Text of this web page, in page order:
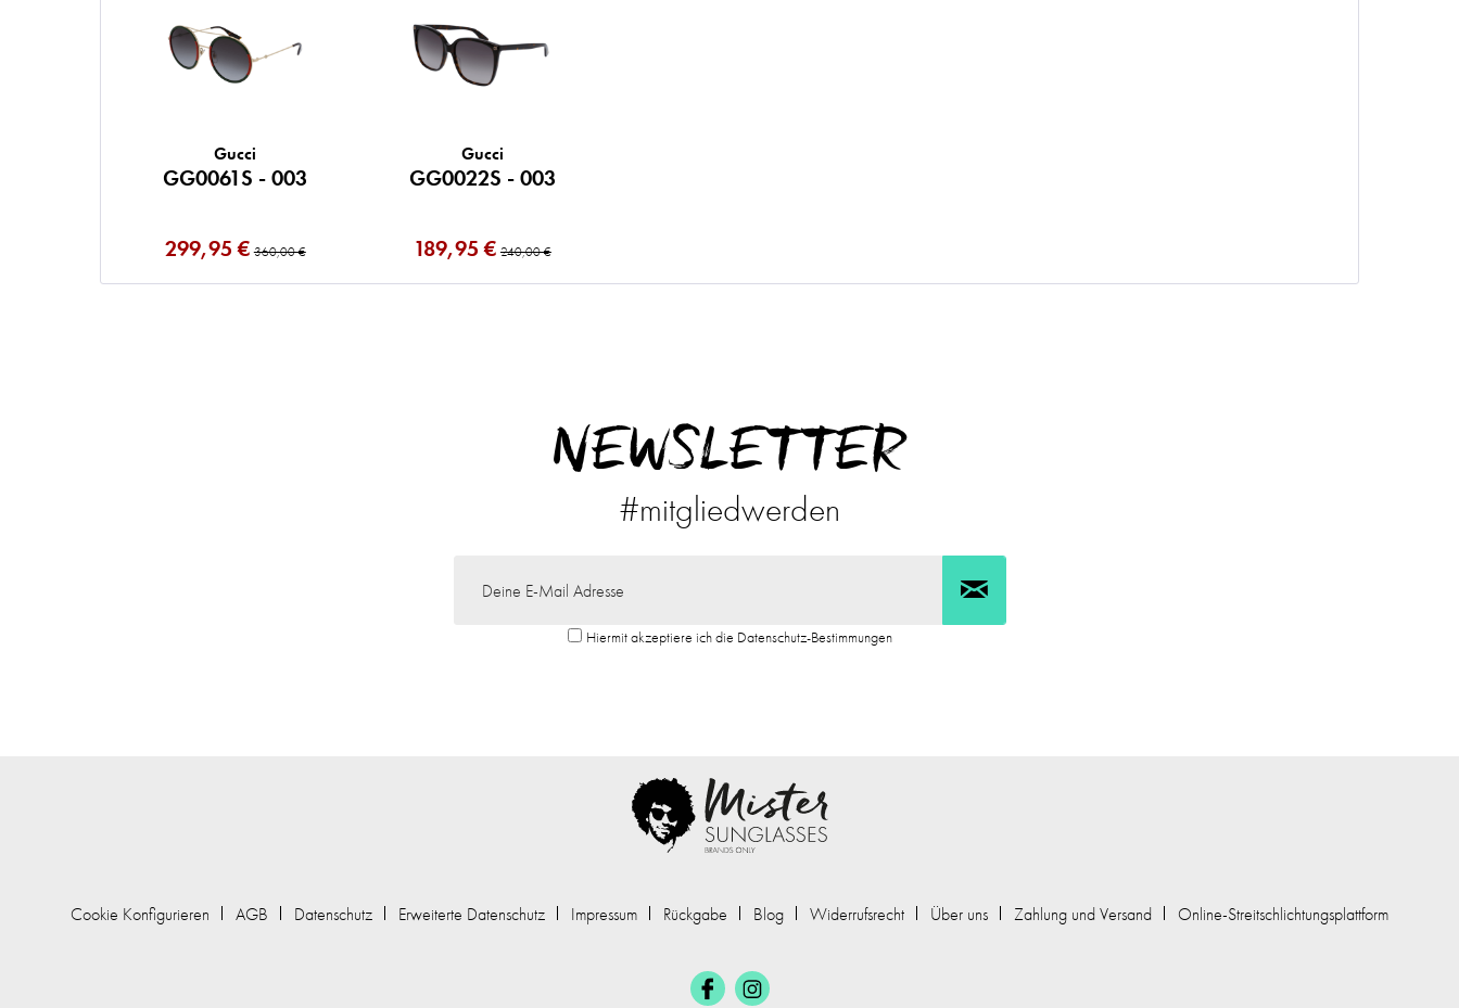
Gucci
GG0061S - 003
299,95 € 360,00 €
Gucci
GG0022S - 003
189,95 € 240,00 €
NEWSLETTER
#mitgliedwerden
Hiermit akzeptiere ich die Datenschutz-Bestimmungen
Cookie Konfigurieren AGB Datenschutz Erweiterte Datenschutz Impressum Rückgabe Blog Widerrufsrecht Über uns Zahlung und Versand Online-Streitschlichtungsplattform